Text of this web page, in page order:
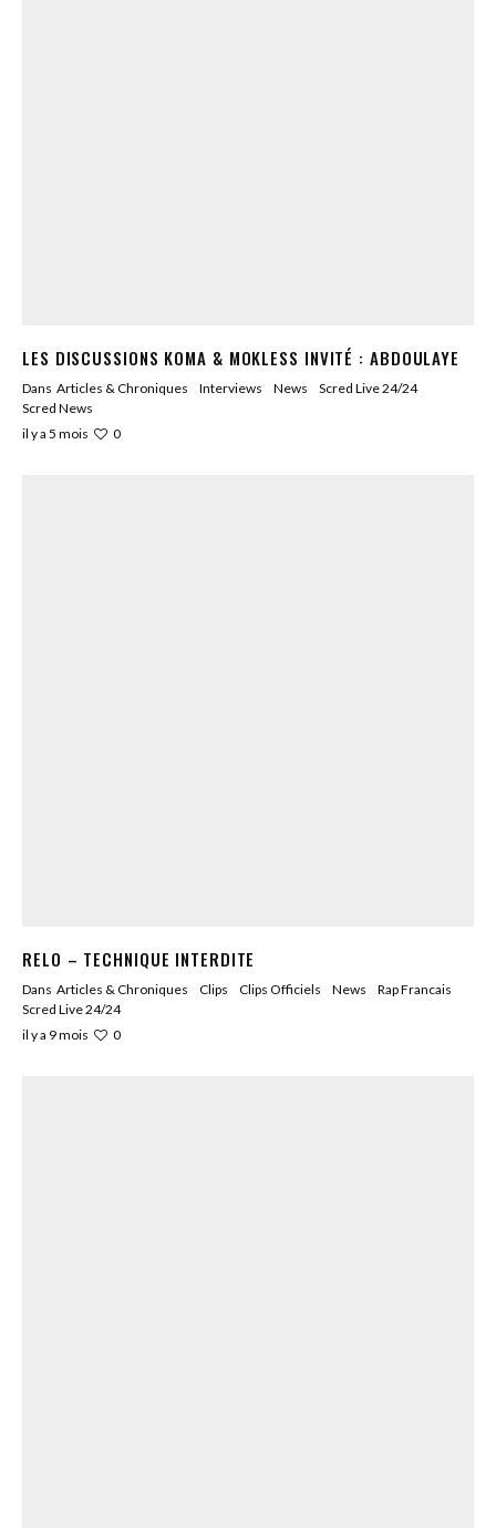
LES DISCUSSIONS KOMA & MOKLESS INVITÉ : ABDOULAYE
Dans Articles & Chroniques Interviews News
Scred Live 24/24
Scred News
il y a 5 mois
0
RELO – TECHNIQUE INTERDITE
Dans Articles & Chroniques Clips Clips Officiels News
Rap Francais
Scred Live 24/24
il y a 9 mois
0